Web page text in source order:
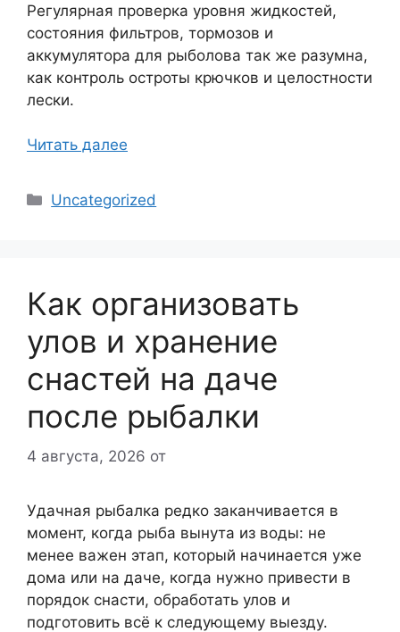
Регулярная проверка уровня жидкостей,
состояния фильтров, тормозов и
аккумулятора для рыболова так же разумна,
как контроль остроты крючков и целостности
лески.
Читать далее
Рубрики
Uncategorized
Как организовать
улов и хранение
снастей на даче
после рыбалки
4 августа, 2026 от
Удачная рыбалка редко заканчивается в
момент, когда рыба вынута из воды: не
менее важен этап, который начинается уже
дома или на даче, когда нужно привести в
порядок снасти, обработать улов и
подготовить всё к следующему выезду.